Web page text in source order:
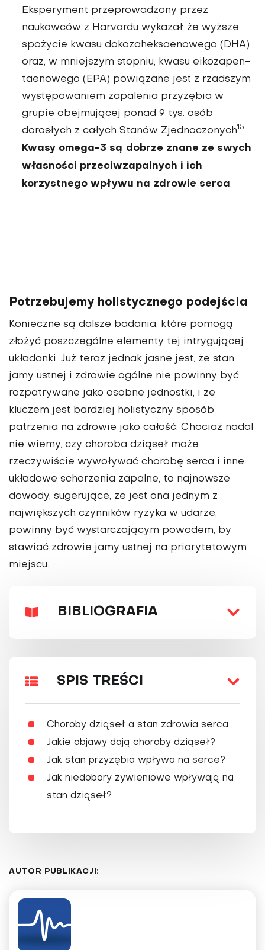
Eks­peryment przeprowadzony przez
naukowców z Harvardu wykazał, że wyższe
spożycie kwasu dokozaheksaenowego (DHA)
oraz, w mniejszym stopniu, kwasu eikozapen­
taenowego (EPA) powią­zane jest z rzadszym
występowaniem zapalenia przyzębia w
grupie obejmującej ponad 9 tys. osób
dorosłych z całych Stanów Zjednoczonych15.
Kwasy omega-3 są dobrze znane ze swych
własności przeciwzapal­nych i ich
korzystnego wpływu na zdrowie serca.
Potrzebujemy holistycznego podejścia
Konieczne są dalsze badania, które pomogą
złożyć poszczególne ele­menty tej intrygującej
układanki. Już teraz jednak jasne jest, że stan
jamy ustnej i zdrowie ogólne nie powinny być
rozpatrywane jako osobne jednostki, i że
kluczem jest bardziej holistyczny sposób
patrzenia na zdrowie jako całość. Chociaż nadal
nie wiemy, czy cho­roba dziąseł może
rzeczywiście wywoływać chorobę serca i inne
układowe schorzenia zapalne, to najnowsze
dowody, sugerujące, że jest ona jednym z
największych czynników ryzyka w udarze,
powinny być wystarczającym powodem, by
stawiać zdrowie jamy ustnej na priorytetowym
miejscu.
BIBLIOGRAFIA
SPIS TREŚCI
Choroby dziąseł a stan zdrowia serca
Jakie objawy dają choroby dziąseł?
Jak stan przyzębia wpływa na serce?
Jak niedobory żywieniowe wpływają na
stan dziąseł?
AUTOR PUBLIKACJI: